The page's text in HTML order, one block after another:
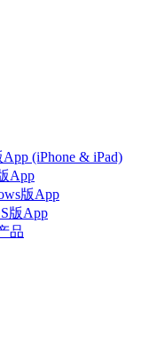
(iPhone & iPad)
App
版App
版App
品